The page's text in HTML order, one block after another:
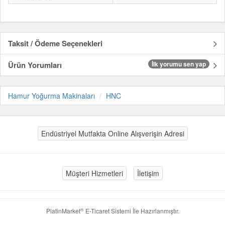
Taksit / Ödeme Seçenekleri
Ürün Yorumları
İlk yorumu sen yap
Hamur Yoğurma Makinaları HNC
Endüstriyel Mutfakta Online Alışverişin Adresi
Müşteri Hizmetleri İletişim
PlatinMarket®E-Ticaret Sistemi İle Hazırlanmıştır.